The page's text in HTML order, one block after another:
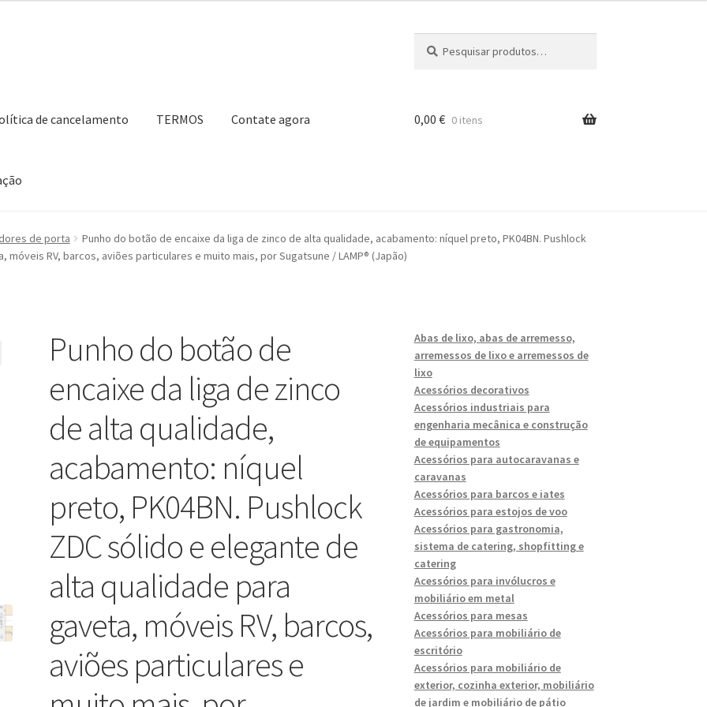
por:
de cancelamento TERMOS Contate agora
de compras Contate agora Impressão Navegação Nossos parceiros
0,00 € 0 itens
de porta
Punho do botão de encaixe da liga de zinco de alta qualidade, acabamento: níquel preto, PK04BN. Pushlock
RV, barcos, aviões particulares e muito mais, por Sugatsune / LAMP® (Japão)
Punho do botão de
encaixe da liga de zinco
de alta qualidade,
acabamento: níquel
preto, PK04BN. Pushlock
ZDC sólido e elegante de
alta qualidade para
gaveta, móveis RV, barcos,
aviões particulares e
Abas de lixo, abas de arremesso,
arremessos de lixo e arremessos de
lixo
Acessórios decorativos
Acessórios industriais para
engenharia mecânica e construção
de equipamentos
Acessórios para autocaravanas e
caravanas
Acessórios para barcos e iates
Acessórios para estojos de voo
Acessórios para gastronomia,
sistema de catering, shopfitting e
catering
Acessórios para invólucros e
mobiliário em metal
Acessórios para mesas
Acessórios para mobiliário de
escritório
Acessórios para mobiliário de
exterior, cozinha exterior, mobiliário
de jardim e mobiliário de pátio